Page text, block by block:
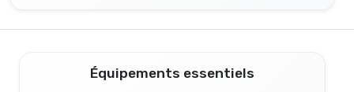
Équipements essentiels